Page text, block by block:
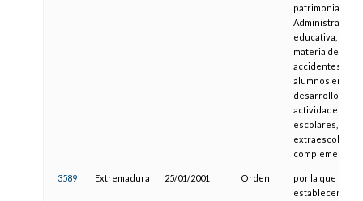
patrimonial de la
Administración
educativa, en
materia de
accidentes de
alumnos en el
desarrollo de
actividades
escolares,
extraescolares
3589 Extremadura 25/01/2001 Orden
por la que se
establecen los